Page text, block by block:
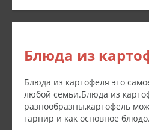
Блюда из
Блюда из картофеля это
любой семьи.Блюда из
разнообразны,картофель
гарнир и как основное блюдо.